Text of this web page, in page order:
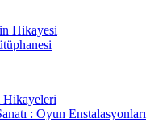
Hikayesi
Hikayeleri
: Oyun Enstalasyonları